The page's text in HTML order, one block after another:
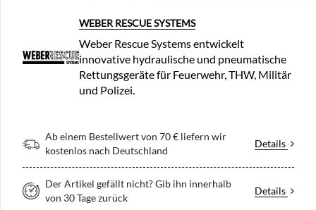
WEBER RESCUE SYSTEMS
Weber Rescue Systems entwickelt
innovative hydraulische und pneumatische
Rettungsgeräte für Feuerwehr, THW, Militär
und Polizei.
Ab einem Bestellwert von 70 € liefern wir
kostenlos nach Deutschland
Details
Der Artikel gefällt nicht? Gib ihn innerhalb
von 30 Tage zurück
Details